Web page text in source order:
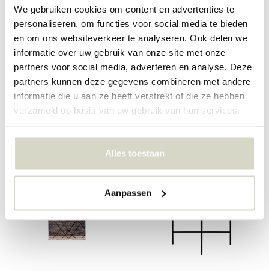
We gebruiken cookies om content en advertenties te
personaliseren, om functies voor social media te bieden
en om ons websiteverkeer te analyseren. Ook delen we
informatie over uw gebruik van onze site met onze
partners voor social media, adverteren en analyse. Deze
partners kunnen deze gegevens combineren met andere
informatie die u aan ze heeft verstrekt of die ze hebben
verzameld op basis van uw gebruik van hun services.
Alles toestaan
Aanpassen
Kesh teppe 140x70cm
€134,95 €101,21
Inkl. mva
• På lager
House Doctor
Kesh teppe
€319,00 €239,25
Inkl. mva
• På lager
SALE 25% SALE 25%